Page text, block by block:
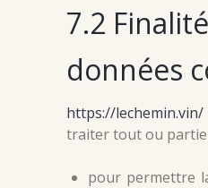
7.2
données
https://lechemin.vin/
traiter tout ou partie
pour permettre